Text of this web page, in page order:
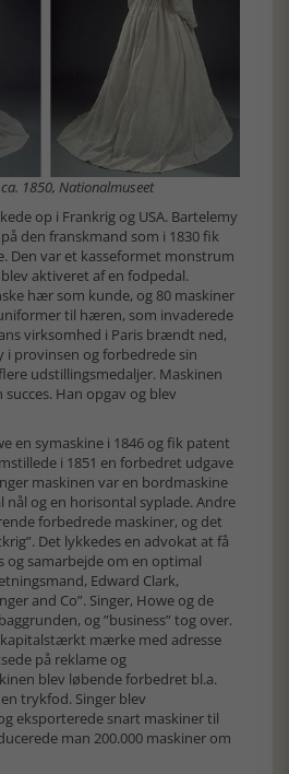
1850, Nationalmuseet
op i Frankrig og USA. Bartelemy
den franskmand som i 1830 fik
Den var et kasseformet monstrum
aktiveret af en fodpedal.
hær som kunde, og 80 maskiner
til hæren, som invaderede
virksomhed i Paris brændt ned,
i provinsen og forbedrede sin
udstillingsmedaljer. Maskinen
Han opgav og blev
en symaskine i 1846 og fik patent
i 1851 en forbedret udgave
maskinen var en bordmaskine
nål og en horisontal syplade. Andre
forbedrede maskiner, og det
Det lykkedes en advokat at få
og samarbejde om en optimal
Edward Clark,
and Co”. Singer, Howe og de
og ”business” tog over.
kapitalstærkt mærke med adresse
på reklame og
blev løbende forbedret bl.a.
trykfod. Singer blev
eksporterede snart maskiner til
man 200.000 maskiner om